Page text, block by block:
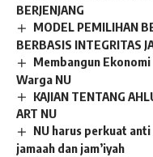
BERJENJANG
MODEL PEMILIHAN
BERBASIS INTEGRITAS
Membangun
Warga NU
KAJIAN TENTANG
ART NU
NU harus perkuat
jamaah dan jam’iyah